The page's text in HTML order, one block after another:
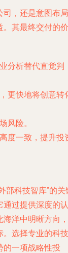
司，还是意图布局
。其最终交付的价
分析替代直觉判
更快地将创意转
风险。
度一致，提升投
部科技智库”的关
通过提供深度的认
海洋中明晰方向，
。选择专业的科技
的一项战略性投